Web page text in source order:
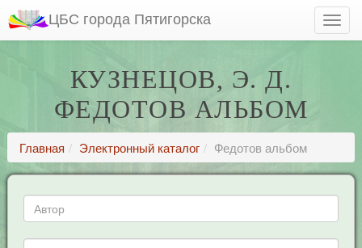
ЦБС города Пятигорска
КУЗНЕЦОВ, Э. Д.
ФЕДОТОВ АЛЬБОМ
Главная Электронный каталог Федотов альбом